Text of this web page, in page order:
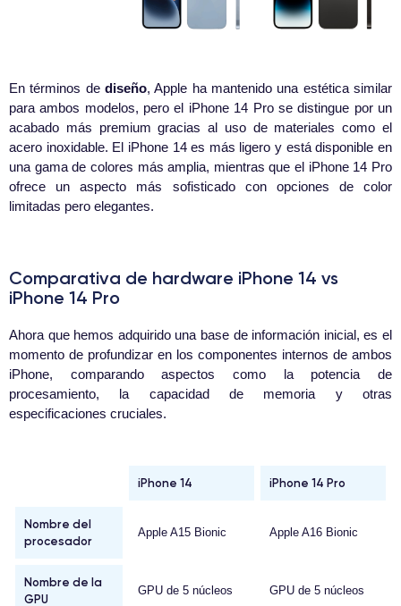
En términos de diseño, Apple ha mantenido una estética similar
para ambos modelos, pero el iPhone 14 Pro se distingue por un
acabado más premium gracias al uso de materiales como el
acero inoxidable. El iPhone 14 es más ligero y está disponible en
una gama de colores más amplia, mientras que el iPhone 14 Pro
ofrece un aspecto más sofisticado con opciones de color
limitadas pero elegantes.
Comparativa de hardware iPhone 14 vs
iPhone 14 Pro
Ahora que hemos adquirido una base de información inicial, es el
momento de profundizar en los componentes internos de ambos
iPhone, comparando aspectos como la potencia de
procesamiento, la capacidad de memoria y otras
especificaciones cruciales.
iPhone 14 iPhone 14 Pro
Nombre del
procesador
Apple A15 Bionic Apple A16 Bionic
Nombre de la
GPU
GPU de 5 núcleos GPU de 5 núcleos